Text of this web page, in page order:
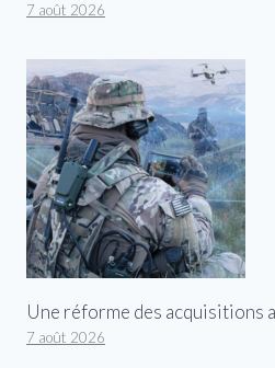
7 août 2026
Une réforme des acquisitions
7 août 2026